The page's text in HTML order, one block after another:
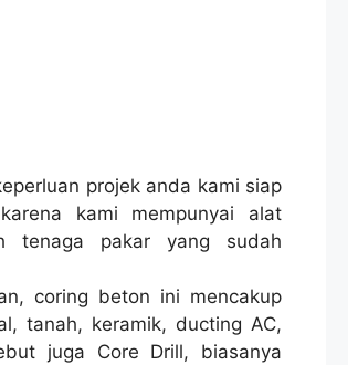
projek anda kami siap
kami mempunyai alat
tenaga pakar yang sudah
coring beton ini mencakup
tanah, keramik, ducting AC,
juga Core Drill, biasanya